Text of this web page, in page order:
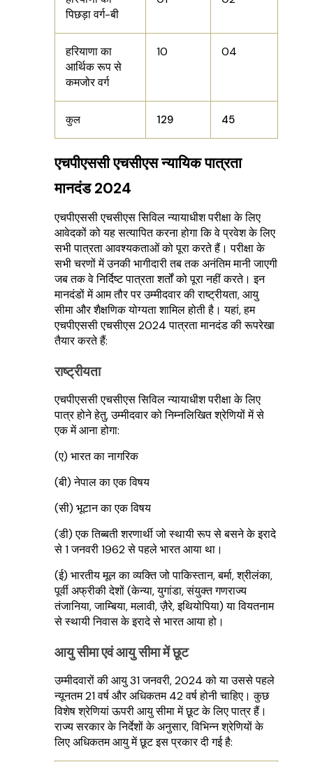
पिछड़ा वर्ग-बी
हरियाणा का
आर्थिक रूप से
कमजोर वर्ग
10 04
कुल 129 45
एचपीएससी एचसीएस न्यायिक पात्रता
मानदंड 2024
एचपीएससी एचसीएस सिविल न्यायाधीश परीक्षा के लिए
आवेदकों को यह सत्यापित करना होगा कि वे प्रवेश के लिए
सभी पात्रता आवश्यकताओं को पूरा करते हैं। परीक्षा के
सभी चरणों में उनकी भागीदारी तब तक अनंतिम मानी जाएगी
जब तक वे निर्दिष्ट पात्रता शर्तों को पूरा नहीं करते। इन
मानदंडों में आम तौर पर उम्मीदवार की राष्ट्रीयता, आयु
सीमा और शैक्षणिक योग्यता शामिल होती है। यहां, हम
एचपीएससी एचसीएस 2024 पात्रता मानदंड की रूपरेखा
तैयार करते हैं:
राष्ट्रीयता
एचपीएससी एचसीएस सिविल न्यायाधीश परीक्षा के लिए
पात्र होने हेतु, उम्मीदवार को निम्नलिखित श्रेणियों में से
एक में आना होगा:
(ए) भारत का नागरिक
(बी) नेपाल का एक विषय
(सी) भूटान का एक विषय
(डी) एक तिब्बती शरणार्थी जो स्थायी रूप से बसने के इरादे
से 1 जनवरी 1962 से पहले भारत आया था।
(ई) भारतीय मूल का व्यक्ति जो पाकिस्तान, बर्मा, श्रीलंका,
पूर्वी अफ्रीकी देशों (केन्या, युगांडा, संयुक्त गणराज्य
तंजानिया, जाम्बिया, मलावी, ज़ैरे, इथियोपिया) या वियतनाम
से स्थायी निवास के इरादे से भारत आया हो।
आयु सीमा एवं आयु सीमा में छूट
उम्मीदवारों की आयु 31 जनवरी, 2024 को या उससे पहले
न्यूनतम 21 वर्ष और अधिकतम 42 वर्ष होनी चाहिए। कुछ
विशेष श्रेणियां ऊपरी आयु सीमा में छूट के लिए पात्र हैं।
राज्य सरकार के निर्देशों के अनुसार, विभिन्न श्रेणियों के
लिए अधिकतम आयु में छूट इस प्रकार दी गई है: